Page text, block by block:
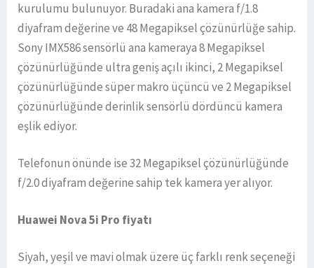
kurulumu bulunuyor. Buradaki ana kamera f/1.8
diyafram değerine ve 48 Megapiksel çözünürlüğe sahip.
Sony IMX586 sensörlü ana kameraya 8 Megapiksel
çözünürlüğünde ultra geniş açılı ikinci, 2 Megapiksel
çözünürlüğünde süper makro üçüncü ve 2 Megapiksel
çözünürlüğünde derinlik sensörlü dördüncü kamera
eşlik ediyor.
Telefonun önünde ise 32 Megapiksel çözünürlüğünde
f/2.0 diyafram değerine sahip tek kamera yer alıyor.
Huawei Nova 5i Pro fiyatı
Siyah, yeşil ve mavi olmak üzere üç farklı renk seçeneği